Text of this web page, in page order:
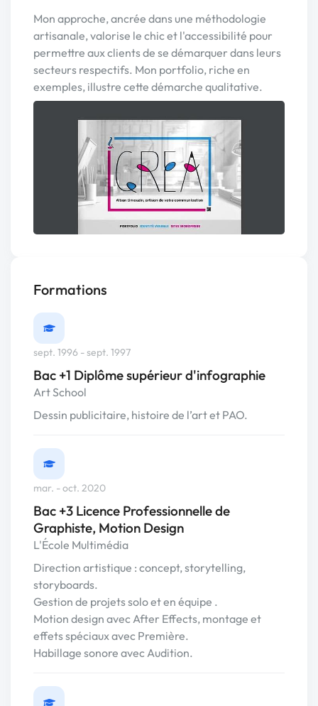
Mon approche, ancrée dans une méthodologie
artisanale, valorise le chic et l'accessibilité pour
permettre aux clients de se démarquer dans leurs
secteurs respectifs. Mon portfolio, riche en
exemples, illustre cette démarche qualitative.
Formations
sept. 1996 - sept. 1997
Bac +1 Diplôme supérieur d'infographie
Art School
Dessin publicitaire, histoire de l’art et PAO.
mar. - oct. 2020
Bac +3 Licence Professionnelle de
Graphiste, Motion Design
L'École Multimédia
Direction artistique : concept, storytelling,
storyboards.
Gestion de projets solo et en équipe .
Motion design avec After Effects, montage et
effets spéciaux avec Première.
Habillage sonore avec Audition.